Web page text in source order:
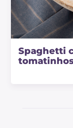
Spaghetti